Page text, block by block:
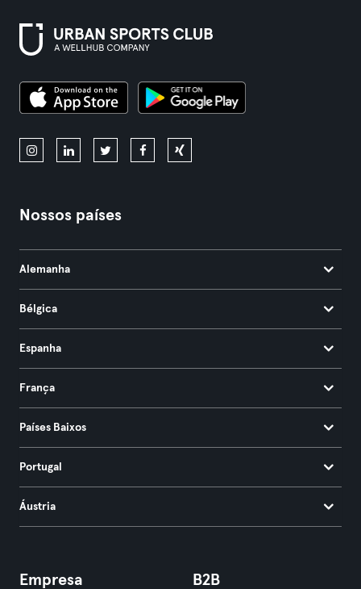
Nossos países
Alemanha
Bélgica
Espanha
França
Países Baixos
Portugal
Áustria
Empresa B2B